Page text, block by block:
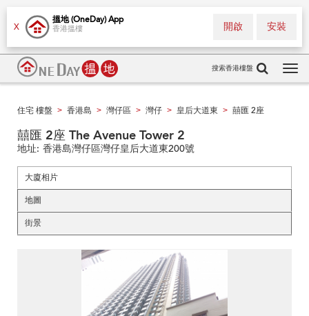
X
搵地 (OneDay) App
香港搵樓 安裝
開啟
搜索香港樓盤
住宅 樓盤 > 香港島 > 灣仔區 > 灣仔 > 皇后大道東 > 囍匯 2座
囍匯 2座 The Avenue Tower 2
地址: 香港島灣仔區灣仔皇后大道東200號
大廈相片
地圖
街景